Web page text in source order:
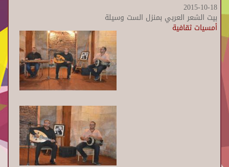
2015-10-18
بيت الشعر العربي بمنزل الست وسيلة
أمسيات ثقافية